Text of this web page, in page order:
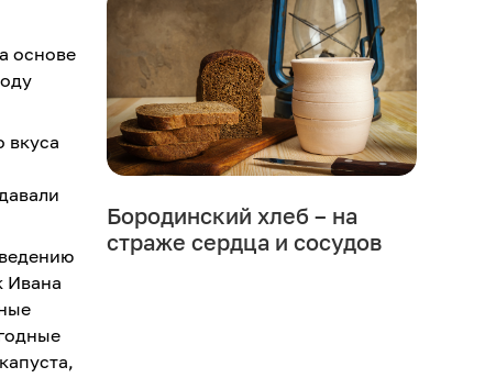
основе
вкуса
Ивана
Бородинский хлеб – на
страже сердца и сосудов